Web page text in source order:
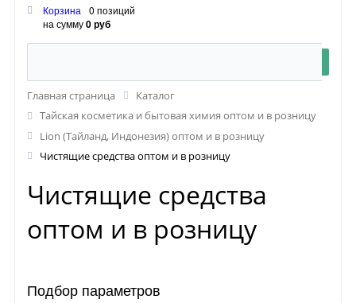
Корзина
0 позиций
на сумму0 руб
Главная страница
Каталог
Тайская косметика и бытовая химия оптом и в розницу
Lion (Тайланд, Индонезия) оптом и в розницу
Чистящие средства оптом и в розницу
Чистящие средства
оптом и в розницу
Подбор параметров